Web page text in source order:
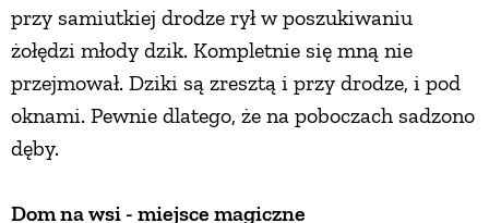
przy samiutkiej drodze rył w poszukiwaniu
żołędzi młody dzik. Kompletnie się mną nie
przejmował. Dziki są zresztą i przy drodze, i pod
oknami. Pewnie dlatego, że na poboczach sadzono
dęby.
Dom na wsi - miejsce magiczne